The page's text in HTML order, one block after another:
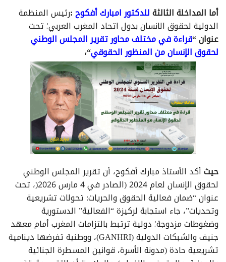
أما المداخلة الثالثةللدكتور امبارك أفكوح:رئيس المنظمة
الدولية لحقوق الانسان بدول اتحاد المغرب العربي؛ تحت
عنوان “قراءة في مختلف محاور تقرير المجلس الوطني
لحقوق الإنسان من المنظور الحقوقي“،
حيثأكد الأستاذ مبارك أفكوح، أن تقرير المجلس الوطني
لحقوق الإنسان لعام 2024 (الصادر في 4 مارس 2026(، تحت
عنوان “ضمان فعالية الحقوق والحريات: تحولات تشريعية
وتحديات”، جاء استجابة لركيزة “الفعالية” الدستورية
وضغوطات مزدوجة؛ دولية ترتبط بالتزامات المغرب أمام معهد
جنيف والشبكات الدولية (GANHRI)، ووطنية تفرضها دينامية
تشريعية حادة (مدونة الأسرة، قوانين المسطرة الجنائية